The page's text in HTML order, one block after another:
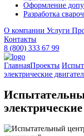
Оформление
Разработка
О компании Услуги
Контакты
8 (800) 333 67 99
ГлавнаяПроекты
электрические